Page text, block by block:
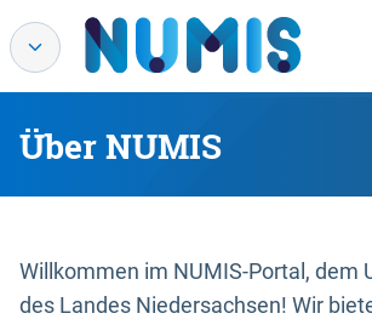
Über NUMIS
Willkommen im NUMIS-Portal, dem
des Landes Niedersachsen! Wir